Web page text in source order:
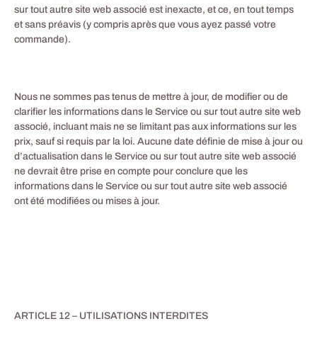
sur tout autre site web associé est inexacte, et ce, en tout temps
et sans préavis (y compris après que vous ayez passé votre
commande).
Nous ne sommes pas tenus de mettre à jour, de modifier ou de
clarifier les informations dans le Service ou sur tout autre site web
associé, incluant mais ne se limitant pas aux informations sur les
prix, sauf si requis par la loi. Aucune date définie de mise à jour ou
d’actualisation dans le Service ou sur tout autre site web associé
ne devrait être prise en compte pour conclure que les
informations dans le Service ou sur tout autre site web associé
ont été modifiées ou mises à jour.
ARTICLE 12 – UTILISATIONS INTERDITES